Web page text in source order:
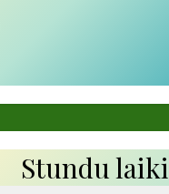
Stundu laiki